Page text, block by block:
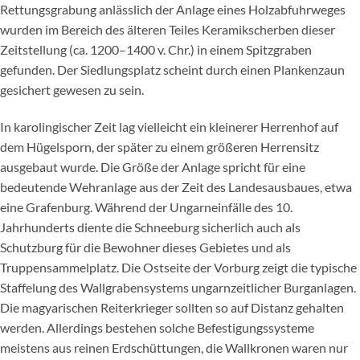
Rettungsgrabung anlässlich der Anlage eines Holzabfuhrweges
wurden im Bereich des älteren Teiles Keramikscherben dieser
Zeitstellung (ca. 1200–1400 v. Chr.) in einem Spitzgraben
gefunden. Der Siedlungsplatz scheint durch einen Plankenzaun
gesichert gewesen zu sein.
In karolingischer Zeit lag vielleicht ein kleinerer Herrenhof auf
dem Hügelsporn, der später zu einem größeren Herrensitz
ausgebaut wurde. Die Größe der Anlage spricht für eine
bedeutende Wehranlage aus der Zeit des Landesausbaues, etwa
eine Grafenburg. Während der Ungarneinfälle des 10.
Jahrhunderts diente die Schneeburg sicherlich auch als
Schutzburg für die Bewohner dieses Gebietes und als
Truppensammelplatz. Die Ostseite der Vorburg zeigt die typische
Staffelung des Wallgrabensystems ungarnzeitlicher Burganlagen.
Die magyarischen Reiterkrieger sollten so auf Distanz gehalten
werden. Allerdings bestehen solche Befestigungssysteme
meistens aus reinen Erdschüttungen, die Wallkronen waren nur